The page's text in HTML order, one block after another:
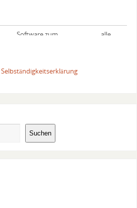
Software zum
von Videos.
alle
in 3D für Windos,
Mac und Linux
Selbständigkeitserklärung
Suchen